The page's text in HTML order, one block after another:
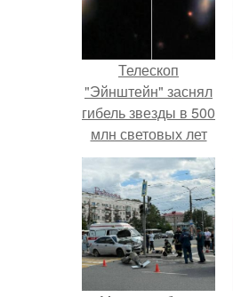
Телескоп
"Эйнштейн" заснял
гибель звезды в 500
млн световых лет
от земли.